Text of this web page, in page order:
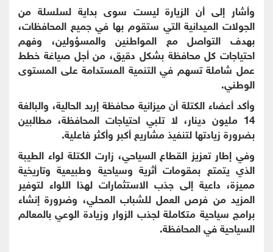
وأشار إلى أن الزيارة ليست سوى بداية لسلسلة من
الجولات الميدانية التي ستقوم بها في جميع المحافظات،
بهدف التواصل مع المواطنين والمسؤولين، وفهم
احتياجات كل محافظة بشكل دقيق، من أجل صياغة خطط
عمل شاملة تسهم في التنمية المستدامة على المستوى
الوطني.
وأكد أعضاء الكتلة أن ميزانية محافظة إربد الحالية، والبالغة
14 مليون دينار، لا تلبي احتياجات المحافظة، مطالبين
بضرورة زيادتها لتنفيذ مشاريع أكبر وأكثر فاعلية.
وفي إطار تعزيز القطاع السياحي، زارت الكتلة لواء الطيبة
الذي يتمتع بمقومات أثرية وسياحية وطبيعية وتاريخية
مميزة، داعية إلى جذب الاستثمارات لهذا اللواء لتوفير
المزيد من فرص العمل للشباب المحلي، وضرورة إنشاء
برامج سياحية متكاملة لجذب الزوار وزيادة الوعي بالمعالم
السياحية في المحافظة.